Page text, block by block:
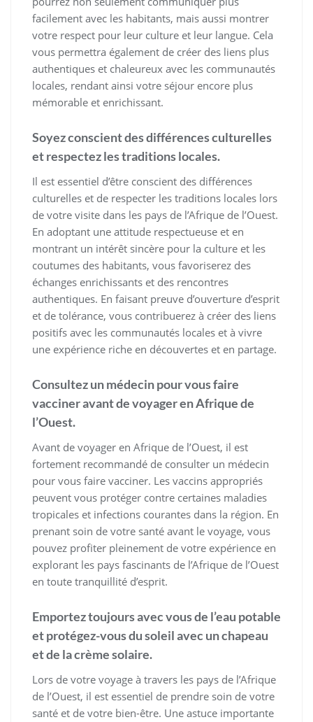
facilement avec les habitants, mais aussi montrer
votre respect pour leur culture et leur langue. Cela
vous permettra également de créer des liens plus
authentiques et chaleureux avec les communautés
locales, rendant ainsi votre séjour encore plus
mémorable et enrichissant.
Soyez conscient des différences culturelles
et respectez les traditions locales.
Il est essentiel d’être conscient des différences
culturelles et de respecter les traditions locales lors
de votre visite dans les pays de l’Afrique de l’Ouest.
En adoptant une attitude respectueuse et en
montrant un intérêt sincère pour la culture et les
coutumes des habitants, vous favoriserez des
échanges enrichissants et des rencontres
authentiques. En faisant preuve d’ouverture d’esprit
et de tolérance, vous contribuerez à créer des liens
positifs avec les communautés locales et à vivre
une expérience riche en découvertes et en partage.
Consultez un médecin pour vous faire
vacciner avant de voyager en Afrique de
l’Ouest.
Avant de voyager en Afrique de l’Ouest, il est
fortement recommandé de consulter un médecin
pour vous faire vacciner. Les vaccins appropriés
peuvent vous protéger contre certaines maladies
tropicales et infections courantes dans la région. En
prenant soin de votre santé avant le voyage, vous
pouvez profiter pleinement de votre expérience en
explorant les pays fascinants de l’Afrique de l’Ouest
en toute tranquillité d’esprit.
Emportez toujours avec vous de l’eau potable
et protégez-vous du soleil avec un chapeau
et de la crème solaire.
Lors de votre voyage à travers les pays de l’Afrique
de l’Ouest, il est essentiel de prendre soin de votre
santé et de votre bien-être. Une astuce importante